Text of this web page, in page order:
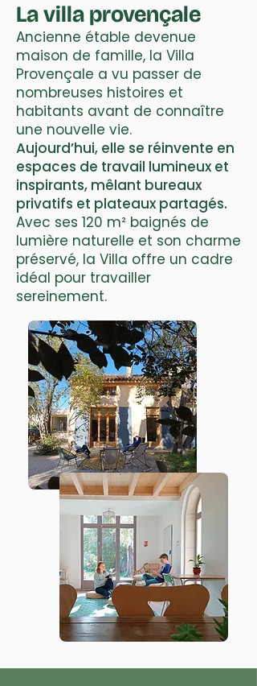
La villa provençale
Ancienne étable devenue
maison de famille, la Villa
Provençale a vu passer de
nombreuses histoires et
habitants avant de connaître
une nouvelle vie.
Aujourd’hui, elle se réinvente en
espaces de travail lumineux et
inspirants, mêlant bureaux
privatifs et plateaux partagés.
Avec ses 120 m² baignés de
lumière naturelle et son charme
préservé, la Villa offre un cadre
idéal pour travailler
sereinement.